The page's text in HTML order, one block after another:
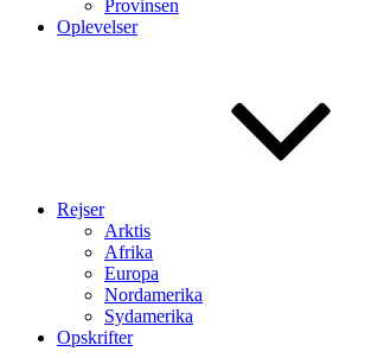
Provinsen
Oplevelser
Rejser
Arktis
Afrika
Europa
Nordamerika
Sydamerika
Opskrifter